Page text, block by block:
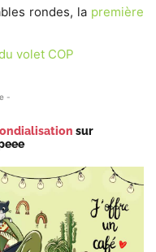
rondes, la première
volet COP
-
sur